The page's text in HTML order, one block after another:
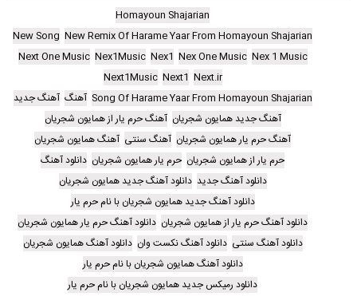
Homayoun Shajarian
New Remix Of Harame Yaar From Homayoun Shajarian
New Song
Nex 1 Music
Nex One Music
Nex1
Nex1Music
Next One Music
Next.ir
Next1
Next1Music
Song Of Harame Yaar From Homayoun Shajarian آهنگ آهنگ جدید
آهنگ جدید همایون شجریان آهنگ حرم یار از همایون شجریان
آهنگ حرم یار همایون شجریان آهنگ سنتی آهنگ همایون شجریان
حرم یار از همایون شجریان حرم یار همایون شجریان دانلود آهنگ
دانلود آهنگ جدید دانلود آهنگ جدید همایون شجریان
دانلود آهنگ جدید همایون شجریان با نام حرم یار
دانلود آهنگ حرم یار از همایون شجریان دانلود آهنگ حرم یار همایون شجریان
دانلود آهنگ سنتی دانلود آهنگ نکست وان دانلود آهنگ همایون شجریان
دانلود آهنگ همایون شجریان با نام حرم یار
دانلود رمیکس جدید همایون شجریان با نام حرم یار